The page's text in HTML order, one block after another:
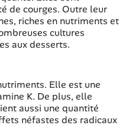
de courges. Outre leur
riches en nutriments et
cultures
aux desserts.
Elle est une
K. De plus, elle
aussi une quantité
néfastes des radicaux